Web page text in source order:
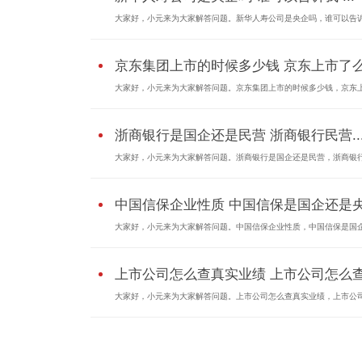
大家好，小元来为大家解答问题。新华人寿公司是央企吗，谁可以告
京东集团上市的时候多少钱 京东上市了
大家好，小元来为大家解答问题。京东集团上市的时候多少钱，京东
浙商银行是国企还是民营 浙商银行民营
大家好，小元来为大家解答问题。浙商银行是国企还是民营，浙商银
中国信保企业性质 中国信保是国企还是
大家好，小元来为大家解答问题。中国信保企业性质，中国信保是国
上市公司怎么查真实业绩 上市公司怎么
大家好，小元来为大家解答问题。上市公司怎么查真实业绩，上市公